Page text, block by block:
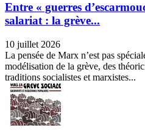
Entre « guerres
salariat : la grève...
10 juillet 2026
La pensée de Marx n’est pas
modélisation de la grève, des
traditions socialistes et marxistes...